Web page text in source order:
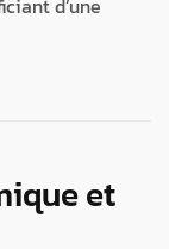
d’une
et